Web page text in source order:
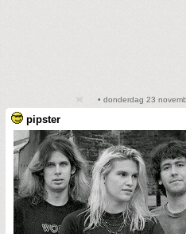
• donderdag 23
pipster